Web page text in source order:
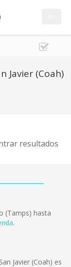
Javier (Coah)
resultados
(Tamps) hasta
.
Javier (Coah) es